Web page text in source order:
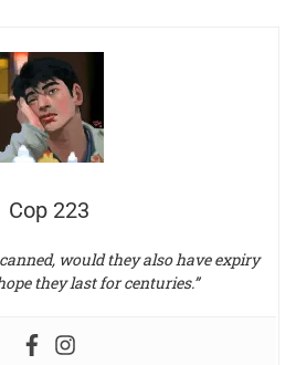
Cop 223
would they also have expiry
they last for centuries.”